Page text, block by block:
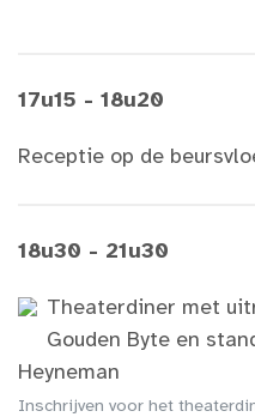
17u15 - 18u20
Receptie op de
18u30 - 21u30
Theaterdiner met
Gouden Byte en
Heyneman
Inschrijven voor het